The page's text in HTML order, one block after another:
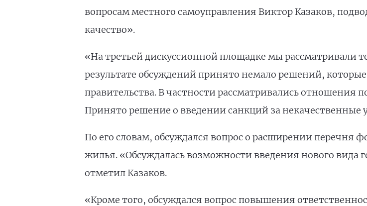
вопросам местного самоуправления Виктор Казаков,
качество».
«На третьей дискуссионной площадке мы рассматривали
результате обсуждений принято немало решений,
правительства. В частности рассматривались отношения
Принято решение о введении санкций за некачественные
По его словам, обсуждался вопрос о расширении перечня
жилья. «Обсуждалась возможности введения нового вида
отметил Казаков.
«Кроме того, обсуждался вопрос повышения